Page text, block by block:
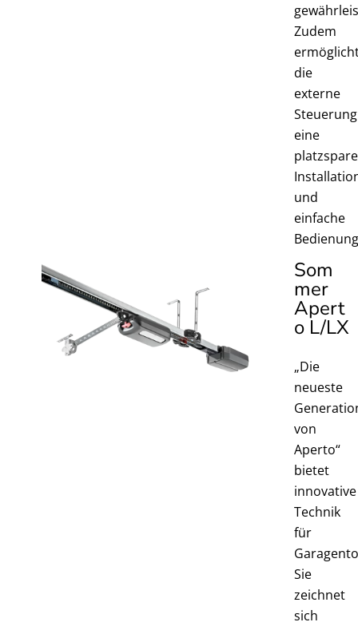
Zudem
die
externe
Steuerung
eine
und
einfache
Som
mer
Apert
o L/LX
„Die
neueste
von
Aperto“
bietet
innovative
Technik
für
Sie
zeichnet
sich